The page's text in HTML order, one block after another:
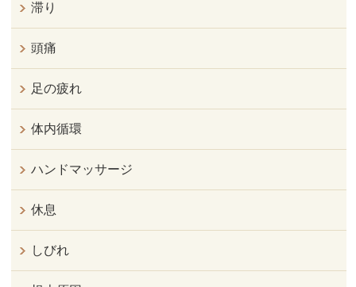
滞り
頭痛
足の疲れ
体内循環
ハンドマッサージ
休息
しびれ